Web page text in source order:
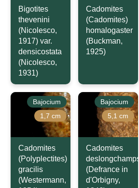
Bigotites
thevenini
(Nicolesco,
1917) var.
densicostata
(Nicolesco,
1931)
Cadomites
(Cadomites)
homalogaster
(Buckman,
1925)
Bajocium
1,7 cm
Cadomites
(Polyplectites)
gracilis
(Westermann,
Bajocium
5,1 cm
Cadomites
deslongchampsi
(Defrance in
d'Orbigny,